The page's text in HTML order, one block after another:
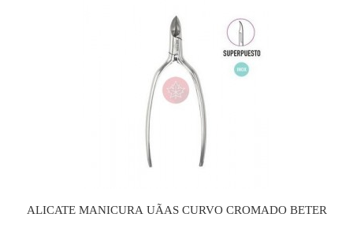
ALICATE MANICURA UÃAS CURVO CROMADO BETER